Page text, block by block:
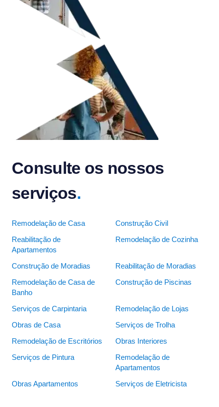
Consulte os nossos
serviços.
Remodelação de Casa Construção Civil
Reabilitação de
Apartamentos
Remodelação de Cozinha
Construção de Moradias Reabilitação de Moradias
Remodelação de Casa de
Banho
Construção de Piscinas
Serviços de Carpintaria Remodelação de Lojas
Obras de Casa Serviços de Trolha
Remodelação de Escritórios Obras Interiores
Serviços de Pintura
Remodelação de
Apartamentos
Obras Apartamentos Serviços de Eletricista